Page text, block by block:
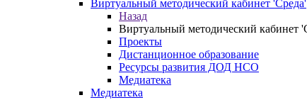
Виртуальный методический кабинет 'Среда'
Назад
Виртуальный методический кабинет
Проекты
Дистанционное образование
Ресурсы развития ДОД НСО
Медиатека
Медиатека